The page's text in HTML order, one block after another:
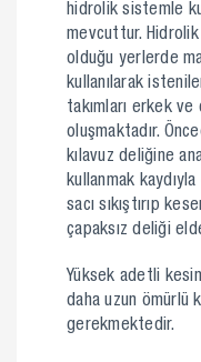
hidrolik sistemle
mevcuttur.
olduğu yerlerde
kullanılarak
takımları erkek
oluşmaktadır.
kılavuz deliğine
kullanmak
sacı sıkıştırıp
çapaksız deliği
Yüksek adetli
daha uzun ömürlü
gerekmektedir.